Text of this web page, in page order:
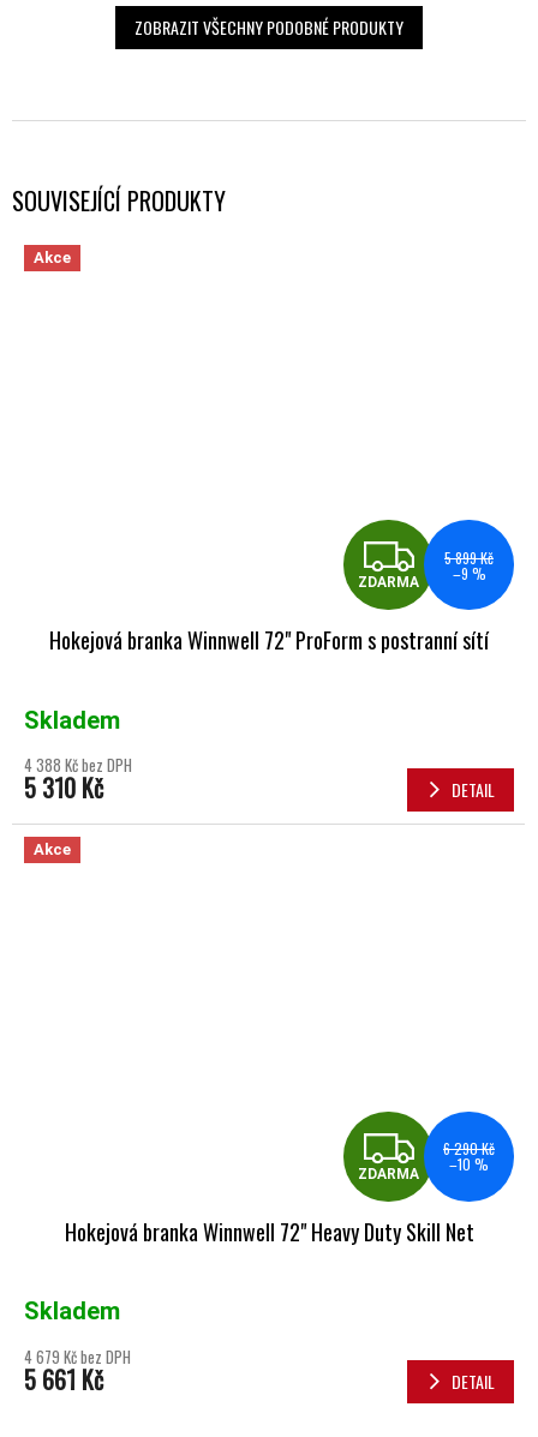
SOUVISEJÍCÍ PRODUKTY
Akce
ZDARMA
5 899 Kč
–9 %
Hokejová branka Winnwell 72" ProForm s postranní sítí
Skladem
4 388 Kč bez DPH
5 310 Kč DETAIL
Akce
ZDARMA
6 290 Kč
–10 %
Hokejová branka Winnwell 72" Heavy Duty Skill Net
Skladem
4 679 Kč bez DPH
5 661 Kč DETAIL
ZOBRAZIT VŠECHNY PODOBNÉ PRODUKTY